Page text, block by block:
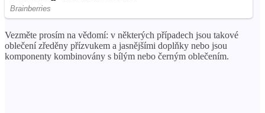
Vezměte prosím na vědomí: v některých případech jsou takové
oblečení zředěny přízvukem a jasnějšími doplňky nebo jsou
komponenty kombinovány s bílým nebo černým oblečením.